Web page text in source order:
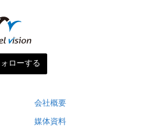
ローする
会社概要
媒体資料